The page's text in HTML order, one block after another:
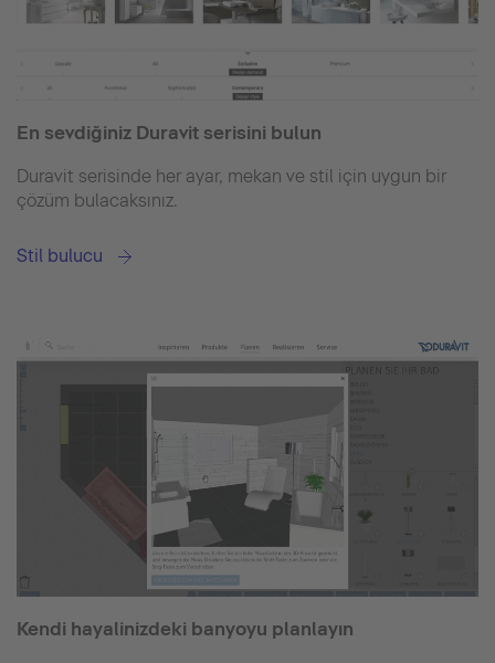
En sevdiğiniz Duravit serisini bulun
Duravit serisinde her ayar, mekan ve stil için uygun bir
çözüm bulacaksınız.
Stil bulucu
Kendi hayalinizdeki banyoyu planlayın